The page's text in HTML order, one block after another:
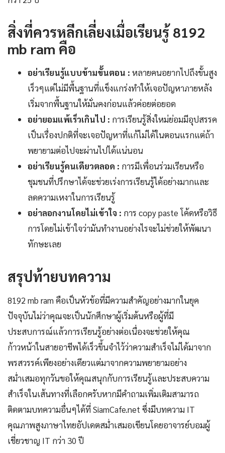
สิ่งที่ควรหลีกเลี่ยงเมื่อเรียนรู้ 8192
mb ram คือ
อย่าเรียนรู้แบบข้ามขั้นตอน : หลายคนอยากไปถึงขั้นสูง
เร็วๆแต่ไม่มีพื้นฐานที่แข็งแกร่งทำให้เจอปัญหาภายหลัง
เริ่มจากพื้นฐานให้มั่นคงก่อนแล้วค่อยต่อยอด
อย่ายอมแพ้เร็วเกินไป : การเรียนรู้สิ่งใหม่ย่อมมีอุปสรรค
เป็นเรื่องปกติที่จะเจอปัญหาที่แก้ไม่ได้ในตอนแรกแต่ถ้า
พยายามต่อไปจะผ่านไปได้แน่นอน
อย่าเรียนรู้คนเดียวตลอด : การมีเพื่อนร่วมเรียนหรือ
ชุมชนที่ปรึกษาได้จะช่วยเร่งการเรียนรู้ได้อย่างมากและ
ลดความเหงาในการเรียนรู้
อย่าลอกงานโดยไม่เข้าใจ : การ copy paste โค้ดหรือวิธี
การโดยไม่เข้าใจว่ามันทำงานอย่างไรจะไม่ช่วยให้พัฒนา
ทักษะเลย
สรุปท้ายบทความ
8192 mb ram คือเป็นหัวข้อที่มีความสำคัญอย่างมากในยุค
ปัจจุบันไม่ว่าคุณจะเป็นนักศึกษาผู้เริ่มต้นหรือผู้ที่มี
ประสบการณ์แล้วการเรียนรู้อย่างต่อเนื่องจะช่วยให้คุณ
ก้าวหน้าในสายอาชีพได้เร็วขึ้นจำไว้ว่าความสำเร็จไม่ได้มาจาก
พรสวรรค์เพียงอย่างเดียวแต่มาจากความพยายามอย่าง
สม่ำเสมอทุกวันขอให้คุณสนุกกับการเรียนรู้และประสบความ
สำเร็จในเส้นทางที่เลือกครับหากมีคำถามเพิ่มเติมสามารถ
ติดตามบทความอื่นๆได้ที่ SiamCafe.net ซึ่งมีบทความ IT
คุณภาพสูงภาษาไทยอัปเดตสม่ำเสมอเขียนโดยอาจารย์บอมผู้
เชี่ยวชาญ IT กว่า 30 ปี